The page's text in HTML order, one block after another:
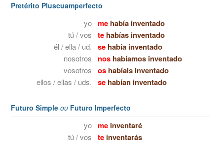
Pretérito Pluscuamperfecto
yo mehabía inventado
tú / vos tehabías inventado
él / ella / ud. sehabía inventado
nosotros noshabíamos inventado
vosotros oshabíais inventado
ellos / ellas / uds. sehabían inventado
Futuro Simple ou Futuro Imperfecto
yo meinventaré
tú / vos teinventarás